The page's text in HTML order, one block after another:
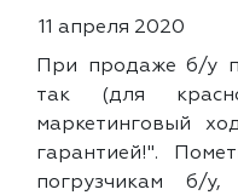
11 апреля 2020
При продаже б/у
так (для
маркетинговый
гарантией!".
погрузчикам б/